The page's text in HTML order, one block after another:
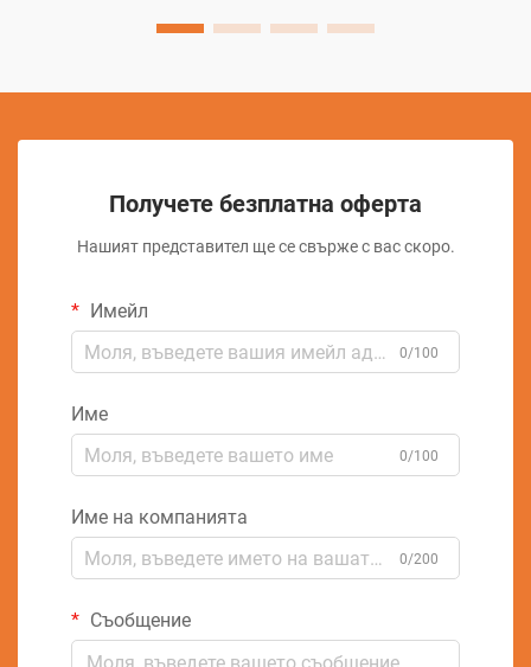
Получете безплатна оферта
Нашият представител ще се свърже с вас скоро.
Имейл
0/100
Име
0/100
Име на компанията
0/200
Съобщение